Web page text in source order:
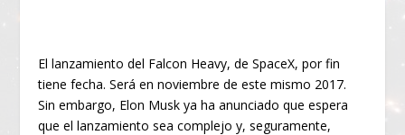
El lanzamiento del Falcon Heavy, de SpaceX, por fin
tiene fecha. Será en noviembre de este mismo 2017.
Sin embargo, Elon Musk ya ha anunciado que espera
que el lanzamiento sea complejo y, seguramente,